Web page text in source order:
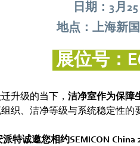
日期：3月
地点：上海新
展位号：
升级的当下， 洁净室作为保障
织、洁净等级与系统稳定性的
特诚邀您相约SEMICON China